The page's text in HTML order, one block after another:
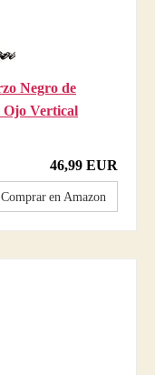
Negro de
Ojo Vertical
46,99 EUR
Comprar en Amazon